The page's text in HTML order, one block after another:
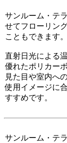
サンルーム・テ
せてフローリン
こともできます。
直射日光による
優れたポリカー
見た目や室内へ
使用イメージに
すすめです。
サンルーム・テ